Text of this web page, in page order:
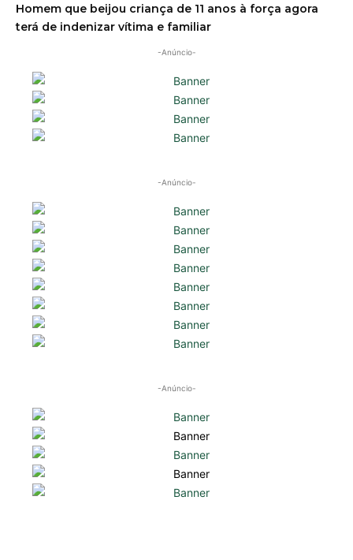
Homem que beijou criança de 11 anos à força agora
terá de indenizar vítima e familiar
-Anúncio-
-Anúncio-
-Anúncio-